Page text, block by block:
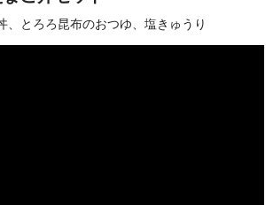
、とろろ昆布のおつゆ、塩きゅうり